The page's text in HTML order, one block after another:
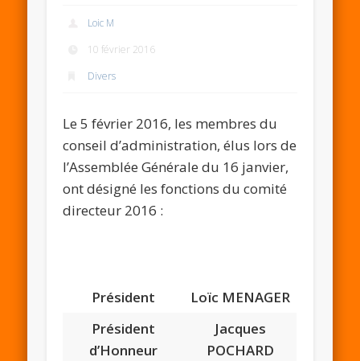
Loic M
10 février 2016
Divers
Le 5 février 2016, les membres du
conseil d’administration, élus lors de
l’Assemblée Générale du 16 janvier,
ont désigné les fonctions du comité
directeur 2016 :
Président
Loïc MENAGER
Président
d’Honneur
Jacques
POCHARD